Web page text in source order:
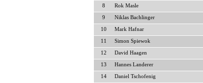
8 Rok Masle
9 Niklas Bachlinger
10 Mark Hafnar
11 Simon Spiewok
12 David Haagen
13 Hannes Landerer
14 Daniel Tschofenig